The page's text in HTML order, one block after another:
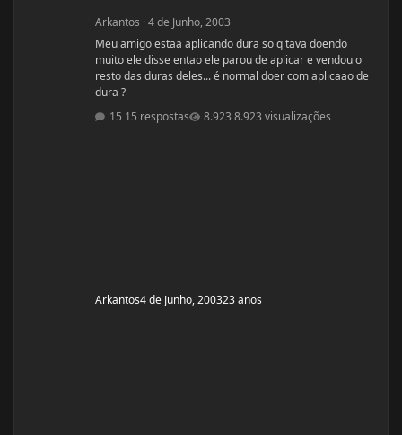
Arkantos ·4 de Junho, 2003
Meu amigo estaa aplicando dura so q tava doendo
muito ele disse entao ele parou de aplicar e vendou o
resto das duras deles... é normal doer com aplicaao de
dura ?
15 respostas
8.923 visualizações
Arkantos4 de Junho, 200323 anos